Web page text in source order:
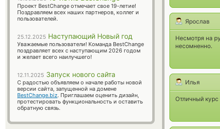
Ярослав
Несмотря на
несомненно.
Илья
Отличный курс
Проект BestChange отмечает свое 19-летие!
Поздравляем всех наших партнеров, коллег и
пользователей.
25.12.2025 Наступающий Новый год
Уважаемые пользователи! Команда BestChange
поздравляет всех с наступающим 2026 годом
и желает всего наилучшего!
12.11.2025 Запуск нового сайта
С радостью объявляем о начале работы новой
версии сайта, запущенной на домене
BestChange.biz. Приглашаем оценить дизайн,
протестировать функциональность и оставить
обратную связь.